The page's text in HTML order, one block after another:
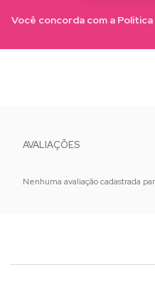
Você concorda com a
AVALIAÇÕES
Nenhuma avaliação cadastrada